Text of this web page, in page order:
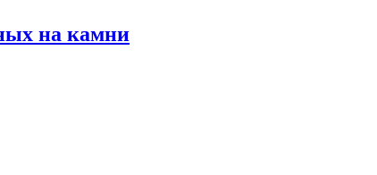
на камни